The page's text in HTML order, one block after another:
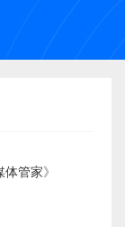
体管家》